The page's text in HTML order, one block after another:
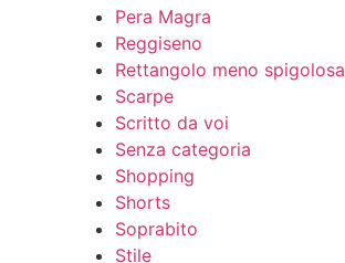
Pera Magra
Reggiseno
Rettangolo meno spigolosa
Scarpe
Scritto da voi
Senza categoria
Shopping
Shorts
Soprabito
Stile